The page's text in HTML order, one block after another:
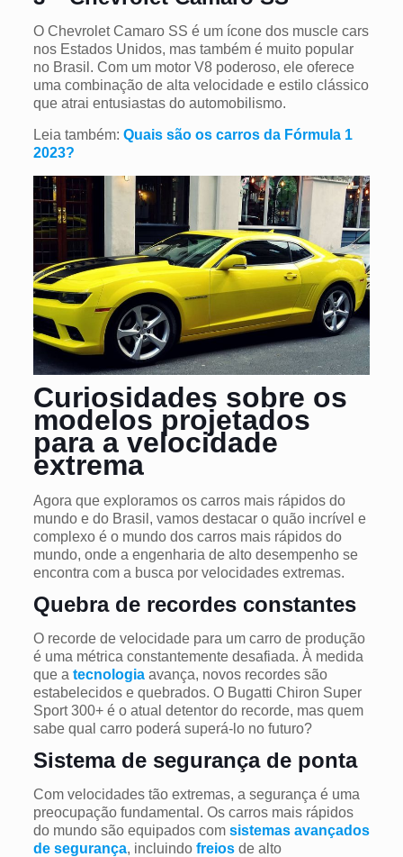
O Chevrolet Camaro SS é um ícone dos muscle cars
nos Estados Unidos, mas também é muito popular
no Brasil. Com um motor V8 poderoso, ele oferece
uma combinação de alta velocidade e estilo clássico
que atrai entusiastas do automobilismo.
Leia também: Quais são os carros da Fórmula 1
2023?
Curiosidades sobre os
modelos projetados
para a velocidade
extrema
Agora que exploramos os carros mais rápidos do
mundo e do Brasil, vamos destacar o quão incrível e
complexo é o mundo dos carros mais rápidos do
mundo, onde a engenharia de alto desempenho se
encontra com a busca por velocidades extremas.
Quebra de recordes constantes
O recorde de velocidade para um carro de produção
é uma métrica constantemente desafiada. À medida
que a tecnologiaavança, novos recordes são
estabelecidos e quebrados. O Bugatti Chiron Super
Sport 300+ é o atual detentor do recorde, mas quem
sabe qual carro poderá superá-lo no futuro?
Sistema de segurança de ponta
Com velocidades tão extremas, a segurança é uma
preocupação fundamental. Os carros mais rápidos
do mundo são equipados com sistemas avançados
de segurança, incluindo freiosde alto